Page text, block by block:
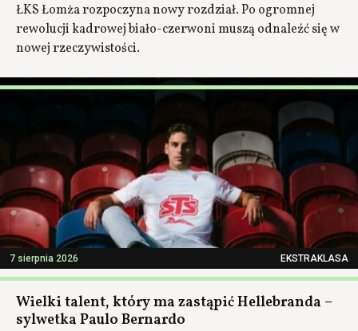
ŁKS Łomża rozpoczyna nowy rozdział. Po ogromnej
rewolucji kadrowej biało-czerwoni muszą odnaleźć się w
nowej rzeczywistości.
7 sierpnia 2026 EKSTRAKLASA
Wielki talent, który ma zastąpić Hellebranda –
sylwetka Paulo Bernardo